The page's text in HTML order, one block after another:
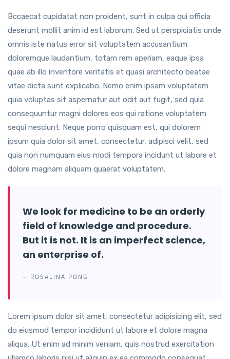
Bccaecat cupidatat non proident, sunt in culpa qui officia
deserunt mollit anim id est laborum. Sed ut perspiciatis unde
omnis iste natus error sit voluptatem accusantium
doloremque laudantium, totam rem aperiam, eaque ipsa
quae ab illo inventore veritatis et quasi architecto beatae
vitae dicta sunt explicabo. Nemo enim ipsam voluptatem
quia voluptas sit aspernatur aut odit aut fugit, sed quia
consequuntur magni dolores eos qui ratione voluptatem
sequi nesciunt. Neque porro quisquam est, qui dolorem
ipsum quia dolor sit amet, consectetur, adipisci velit, sed
quia non numquam eius modi tempora incidunt ut labore et
dolore magnam aliquam quaerat voluptatem.
We look for medicine to be an orderly
field of knowledge and procedure.
But it is not. It is an imperfect science,
an enterprise of.
– ROSALINA PONG
Lorem ipsum dolor sit amet, consectetur adipisicing elit, sed
do eiusmod tempor incididunt ut labore et dolore magna
aliqua. Ut enim ad minim veniam, quis nostrud exercitation